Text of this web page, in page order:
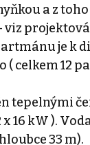
a z
viz
je k
( celkem 12
tepelnými
x 16 kW ).
33 m).